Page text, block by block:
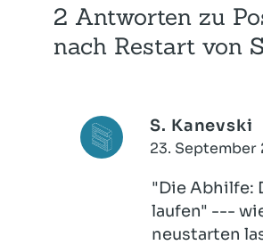
2 Antworten zu
nach Restart von
S. Kanevski
23. September
"Die Abhilfe:
laufen" ---
neustarten